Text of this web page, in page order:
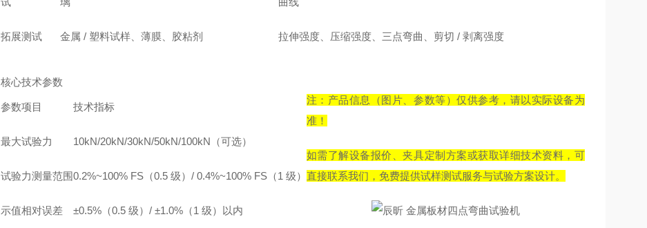
拓展测试 金属 / 塑料试样、薄膜、胶粘剂 拉伸强度、压缩强度、三点弯曲、剪切 / 剥离强度
核心技术参数
参数项目 技术指标
最大试验力 10kN/20kN/30kN/50kN/100kN（可选）
试验力测量范围0.2%~100% FS（0.5 级）/ 0.4%~100% FS（1 级）
示值相对误差 ±0.5%（0.5 级）/ ±1.0%（1 级）以内
注：产品信息（图片、参数等）仅供参考，请以实际设备为
准！
如需了解设备报价、夹具定制方案或获取详细技术资料，可
直接联系我们，免费提供试样测试服务与试验方案设计。